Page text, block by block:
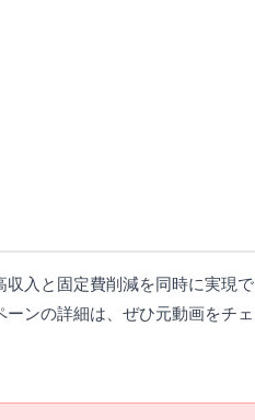
入と固定費削減を同時に実現で
ンの詳細は、ぜひ元動画をチェ